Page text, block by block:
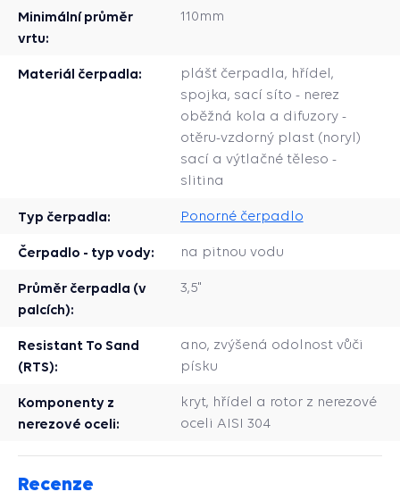
Minimální průměr
vrtu:
110mm
Materiál čerpadla:
plášť čerpadla, hřídel,
spojka, sací síto - nerez
oběžná kola a difuzory -
otěru-vzdorný plast (noryl)
sací a výtlačné těleso -
slitina
Typ čerpadla: Ponorné čerpadlo
Čerpadlo - typ vody: na pitnou vodu
Průměr čerpadla (v
palcích):
3,5"
Resistant To Sand
(RTS):
ano, zvýšená odolnost vůči
písku
Komponenty z
nerezové oceli:
kryt, hřídel a rotor z nerezové
oceli AISI 304
Recenze